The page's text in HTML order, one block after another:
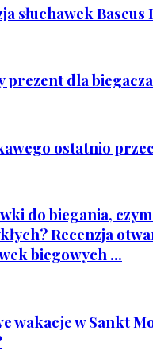
słuchawek Baseus
prezent dla
ostatnio
do biegania,
Recenzja
biegowych ...
wakacje w Sankt